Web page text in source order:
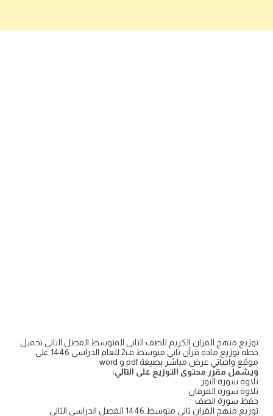
توزيع منهج القران الكريم للصف الثاني المتوسط الفصل الثاني تحميل
خطة توزيع مادة قرآن ثاني متوسط ف2 للعام الدراسي 1446 على
موقع واجباتي عرض مباشر بصيغة pdf و word
ويشمل مقرر محتوى التوزيع على التالي:
تلاوة سورة النور
تلاوة سورة الفرقان
حفظ سورة الصف
توزيع منهج القران ثاني متوسط 1446 الفصل الدراسي الثاني